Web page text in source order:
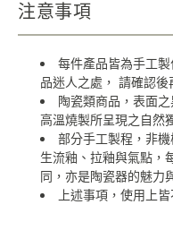
注意事項
每件產品皆為手工
品迷人之處， 請確認後
陶瓷類商品，表面
高溫燒製所呈現之自然
部分手工製程，非
生流釉、拉釉與氣點，
同，亦是陶瓷器的魅力
上述事項，使用上